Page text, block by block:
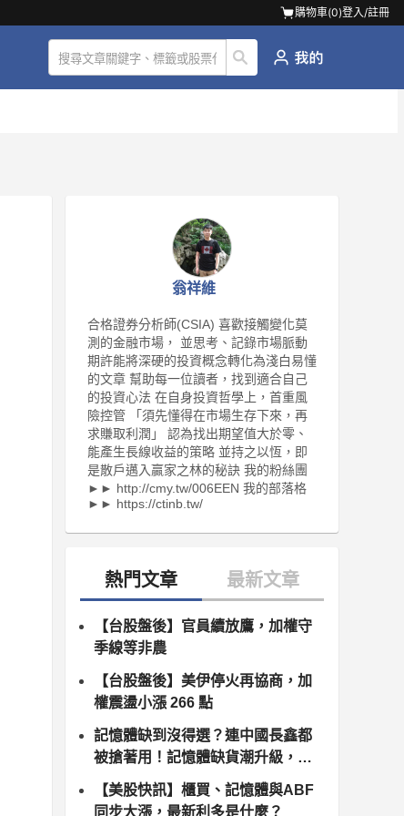
購物車(0)登入/註冊
翁祥維
合格證券分析師(CSIA) 喜歡接觸變化莫
測的金融市場， 並思考、記錄市場脈動
期許能將深硬的投資概念轉化為淺白易懂
的文章 幫助每一位讀者，找到適合自己
的投資心法 在自身投資哲學上，首重風
險控管 「須先懂得在市場生存下來，再
求賺取利潤」 認為找出期望值大於零、
能產生長線收益的策略 並持之以恆，即
是散戶邁入贏家之林的秘訣 我的粉絲團
►► http://cmy.tw/006EEN 我的部落格
►► https://ctinb.tw/
【台股盤後】官員續放鷹，加權守
季線等非農
【台股盤後】美伊停火再協商，加
權震盪小漲 266 點
記憶體缺到沒得選？連中國長鑫都
被搶著用！記憶體缺貨潮升級，南
亞科、群聯領軍噴發
【美股快訊】櫃買、記憶體與ABF
同步大漲，最新利多是什麼？